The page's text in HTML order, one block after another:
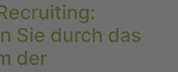
Sie durch das
der